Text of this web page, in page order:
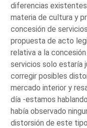
diferencias
materia de cultura y
concesión de
propuesta de acto
relativa a la
servicios solo estaría
corregir posibles
mercado interior y
día -estamos
había observado
distorsión de este tipo.